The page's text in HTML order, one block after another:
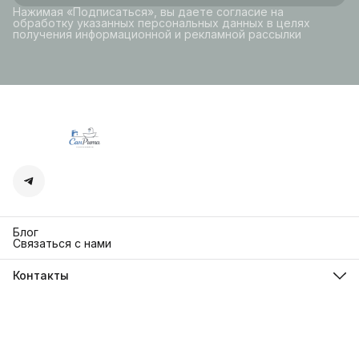
Нажимая «Подписаться», вы даете согласие на
обработку указанных персональных данных в целях
получения информационной и рекламной рассылки
Блог
Связаться с нами
Контакты